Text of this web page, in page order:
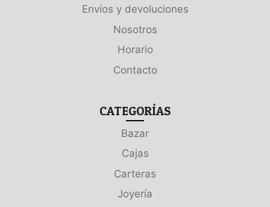
Envíos y devoluciones
Nosotros
Horario
Contacto
CATEGORÍAS
Bazar
Cajas
Carteras
Joyería